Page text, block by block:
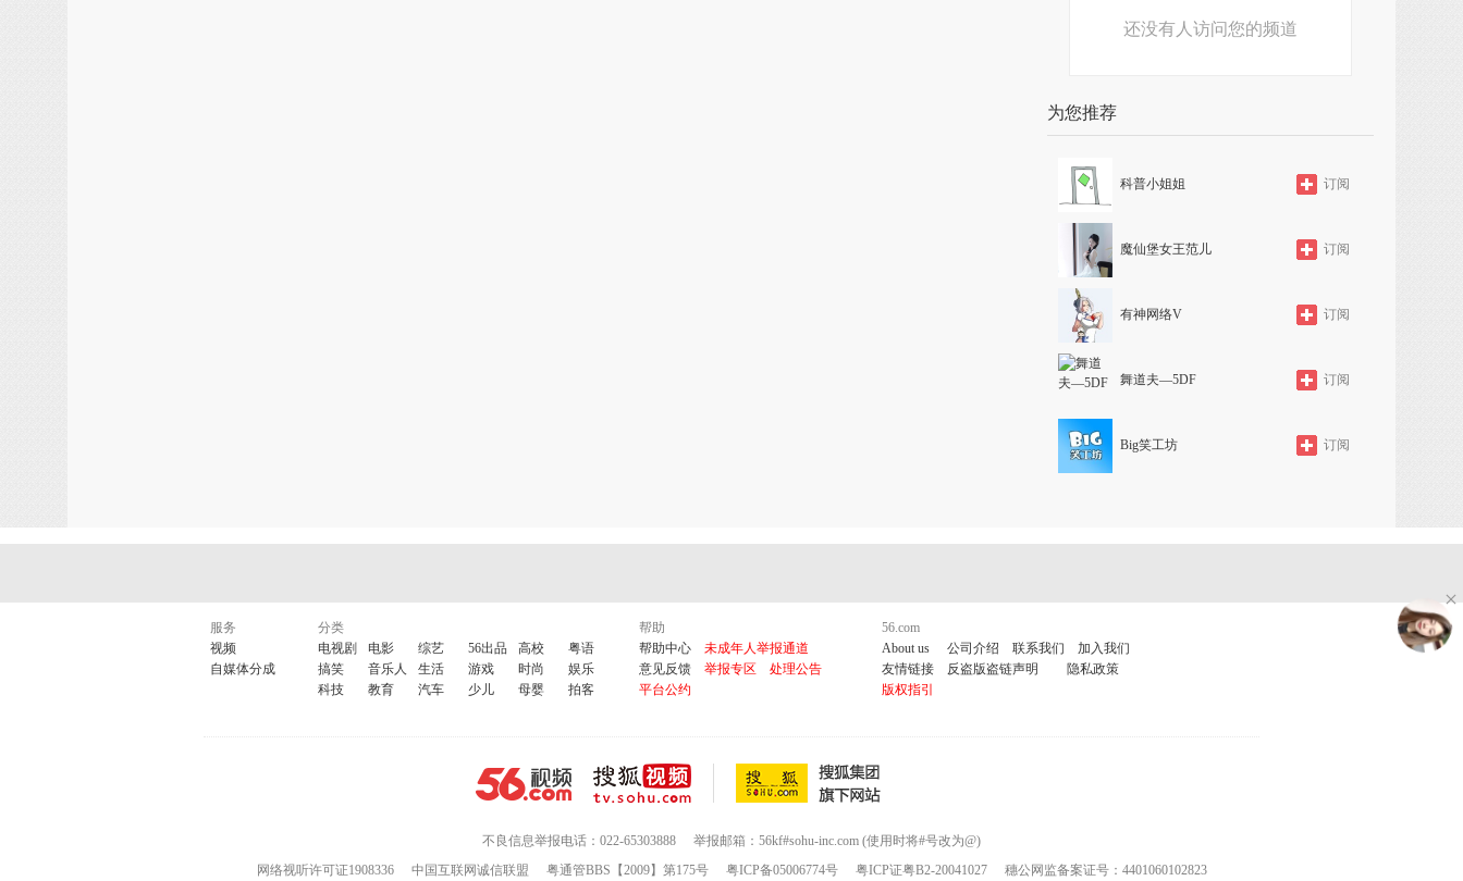
还没有人访问您的频道
为您推荐
科普小姐姐 订阅
魔仙堡女王范儿 订阅
有神网络V 订阅
舞道夫—5DF 订阅
Big笑工坊 订阅
服务
视频
自媒体分成
分类
电视剧
电影 综艺 56出品 高校
粤语
搞笑
音乐人 生活 游戏 时尚
娱乐
科技
教育 汽车 少儿 母婴 拍客
帮助
帮助中心
未成年人举报通道
意见反馈
举报专区
处理公告
平台公约
56.com
About us
公司介绍 联系我们
加入我们
友情链接
反盗版盗链声明
隐私政策
版权指引
不良信息举报电话：022-65303888
举报邮箱：56kf#sohu-inc.com (使用时将#号改为@)
网络视听许可证1908336
中国互联网诚信联盟 粤通管BBS【2009】第175号 粤ICP备05006774号 粤ICP证粤B2-20041027 穗公网监备案证号：4401060102823